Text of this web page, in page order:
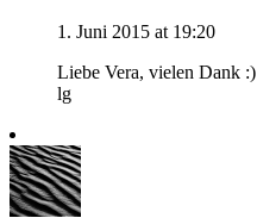
1. Juni 2015 at 19:20
Liebe Vera, vielen Dank :)
lg